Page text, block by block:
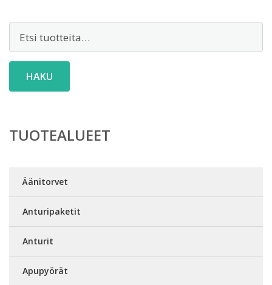
HAKU
TUOTEALUEET
Äänitorvet
Anturipaketit
Anturit
Apupyörät